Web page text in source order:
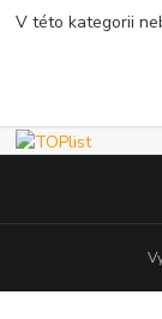
V této kategorii